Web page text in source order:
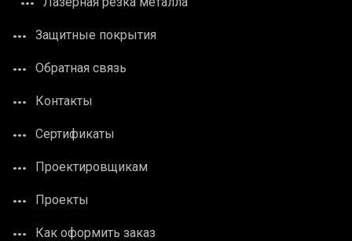
Защитные покрытия
Обратная связь
Контакты
Сертификаты
Проектировщикам
Проекты
Как оформить заказ